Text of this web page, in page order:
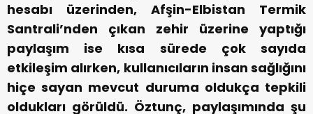
hesabı üzerinden, Afşin-Elbistan Termik
Santrali’nden çıkan zehir üzerine yaptığı
paylaşım ise kısa sürede çok sayıda
etkileşim alırken, kullanıcıların insan sağlığını
hiçe sayan mevcut duruma oldukça tepkili
oldukları görüldü. Öztunç, paylaşımında şu